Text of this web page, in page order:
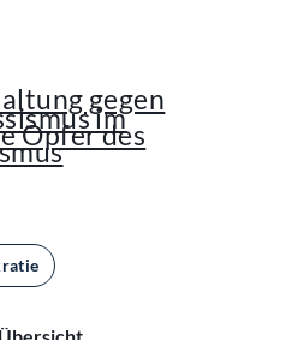
gegen
im
Opfer des